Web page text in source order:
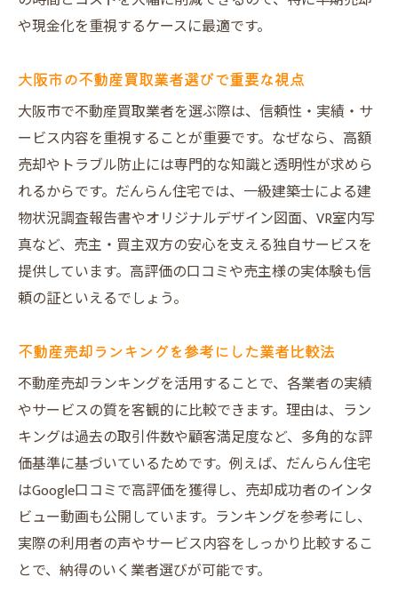
や現金化を重視するケースに最適です。
大阪市の不動産買取業者選びで重要な視点
大阪市で不動産買取業者を選ぶ際は、信頼性・実績・サ
ービス内容を重視することが重要です。なぜなら、高額
売却やトラブル防止には専門的な知識と透明性が求めら
れるからです。だんらん住宅では、一級建築士による建
物状況調査報告書やオリジナルデザイン図面、VR室内写
真など、売主・買主双方の安心を支える独自サービスを
提供しています。高評価の口コミや売主様の実体験も信
頼の証といえるでしょう。
不動産売却ランキングを参考にした業者比較法
不動産売却ランキングを活用することで、各業者の実績
やサービスの質を客観的に比較できます。理由は、ラン
キングは過去の取引件数や顧客満足度など、多角的な評
価基準に基づいているためです。例えば、だんらん住宅
はGoogle口コミで高評価を獲得し、売却成功者のインタ
ビュー動画も公開しています。ランキングを参考にし、
実際の利用者の声やサービス内容をしっかり比較するこ
とで、納得のいく業者選びが可能です。